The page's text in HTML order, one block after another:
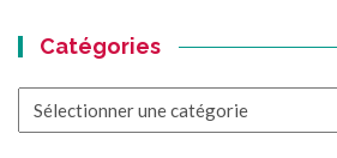
Catégories